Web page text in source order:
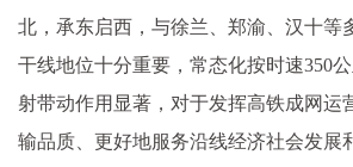
北，承东启西，与徐兰、郑渝、汉十等
干线地位十分重要，常态化按时速350
射带动作用显著，对于发挥高铁成网运
输品质、更好地服务沿线经济社会发展